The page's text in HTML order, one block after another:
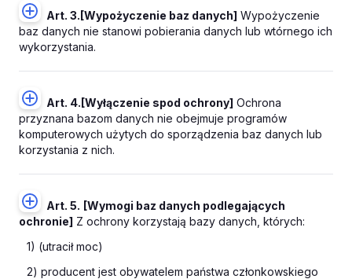
Art. 3. [Wypożyczenie baz danych] Wypożyczenie
baz danych nie stanowi pobierania danych lub wtórnego ich
wykorzystania.
Art. 4. [Wyłączenie spod ochrony] Ochrona
przyznana bazom danych nie obejmuje programów
komputerowych użytych do sporządzenia baz danych lub
korzystania z nich.
Art. 5. [Wymogi baz danych podlegających
ochronie] Z ochrony korzystają bazy danych, których:
1) (utracił moc)
2) producent jest obywatelem państwa członkowskiego